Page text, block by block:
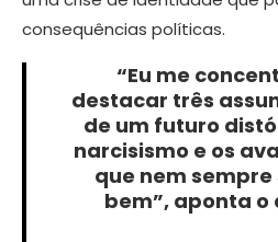
consequências políticas.
“Eu me
destacar três
de um futuro
narcisismo e os
que nem
bem”, aponta